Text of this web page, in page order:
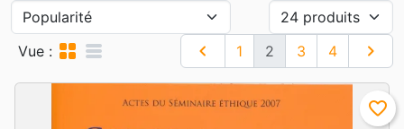
Vue : grid_view table_rows Précédent
chevron_left 1 2 3 4 chevron_right
favorite_border